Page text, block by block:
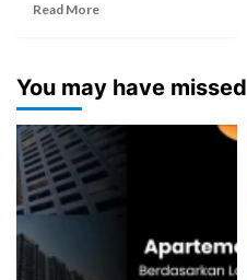
Read More
You may have missed